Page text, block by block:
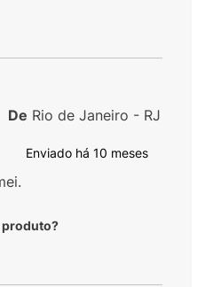
Enviado há 10 meses
produto?
De Rio de Janeiro - RJ